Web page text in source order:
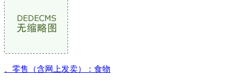
、零售（含网上发卖）：食物